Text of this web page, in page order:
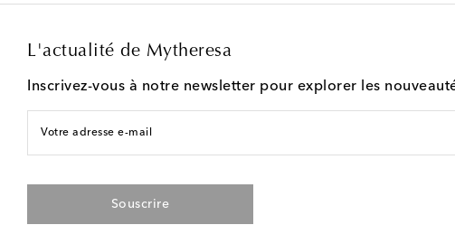
L'actualité de Mytheresa
Inscrivez-vous à notre newsletter pour explorer les
Votre adresse e-mail
Souscrire